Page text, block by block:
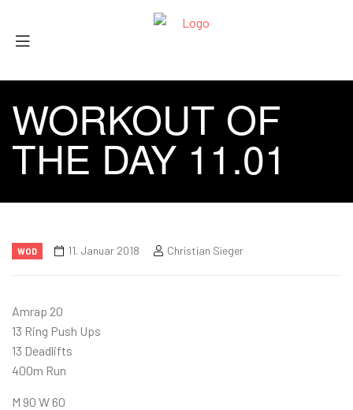
WORKOUT OF
THE DAY 11.01
WOD 11. Januar 2018 Christian Sieger
Amrap 20
13 Ring Push Ups
13 Deadlifts
400m Run
M 90 W 60